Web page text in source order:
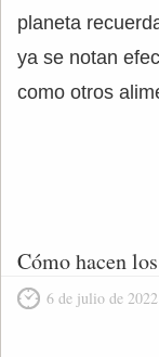
planeta
ya se notan
como otros
Cómo hacen
6 de julio de 2022